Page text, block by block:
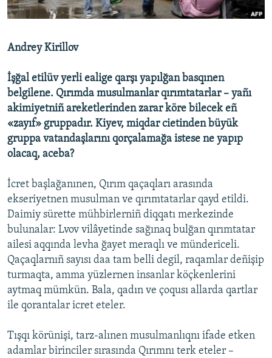
Русский
Українською
QOŞULIÑIZ!
RFE/RS bütün saytları
Andrey Kirillov
İşğal etilüv yerli ealige qarşı yapılğan basqınen
belgilene. Qırımda musulmanlar qırımtatarlar – yañı
akimiyetniñ areketlerinden zarar köre bilecek eñ
«zayıf» gruppadır. Kiyev, miqdar cietinden büyük
gruppa vatandaşlarını qorçalamağa istese ne yapıp
olacaq, aceba?
İcret başlağanınen, Qırım qaçaqları arasında
ekseriyetnen musulman ve qırımtatarlar qayd etildi.
Daimiy sürette mühbirlerniñ diqqatı merkezinde
bulunalar: Lvov vilâyetinde sağınaq bulğan qırımtatar
ailesi aqqında levha ğayet meraqlı ve mündericeli.
Qaçaqlarnıñ sayısı daa tam belli degil, raqamlar deñişip
turmaqta, amma yüzlernen insanlar köçkenlerini
aytmaq mümkün. Bala, qadın ve çoqusı allarda qartlar
ile qorantalar icret eteler.
Tışqı körünişi, tarz-alınen musulmanlıqnı ifade etken
adamlar birinciler sırasında Qırımnı terk eteler –